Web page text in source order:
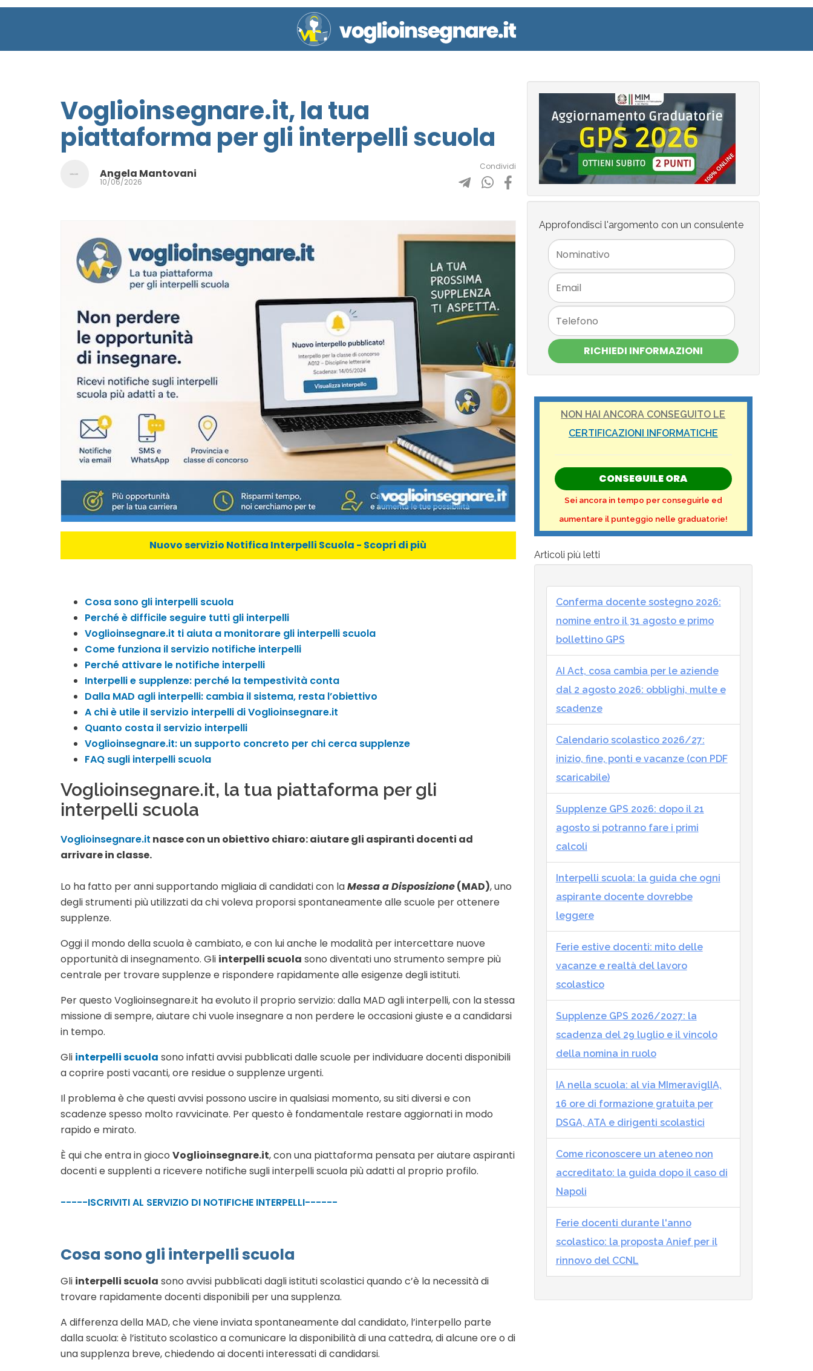
Voglioinsegnare.it, la tua
piattaforma per gli interpelli scuola
Angela Mantovani
10/06/2026
Condividi
Nuovo servizio Notifica Interpelli Scuola - Scopri di più
Cosa sono gli interpelli scuola
Perché è difficile seguire tutti gli interpelli
Voglioinsegnare.it ti aiuta a monitorare gli interpelli scuola
Come funziona il servizio notifiche interpelli
Perché attivare le notifiche interpelli
Interpelli e supplenze: perché la tempestività conta
Dalla MAD agli interpelli: cambia il sistema, resta l’obiettivo
A chi è utile il servizio interpelli di Voglioinsegnare.it
Quanto costa il servizio interpelli
Voglioinsegnare.it: un supporto concreto per chi cerca supplenze
FAQ sugli interpelli scuola
Voglioinsegnare.it, la tua piattaforma per gli
interpelli scuola
Voglioinsegnare.it nasce con un obiettivo chiaro: aiutare gli aspiranti docenti ad
arrivare in classe.
Lo ha fatto per anni supportando migliaia di candidati con laMessa a Disposizione(MAD), uno
degli strumenti più utilizzati da chi voleva proporsi spontaneamente alle scuole per ottenere
supplenze.
Oggi il mondo della scuola è cambiato, e con lui anche le modalità per intercettare nuove
opportunità di insegnamento. Gli interpelli scuola sono diventati uno strumento sempre più
centrale per trovare supplenze e rispondere rapidamente alle esigenze degli istituti.
Per questo Voglioinsegnare.it ha evoluto il proprio servizio: dalla MAD agli interpelli, con la stessa
missione di sempre, aiutare chi vuole insegnare a non perdere le occasioni giuste e a candidarsi
in tempo.
Gli interpelli scuola sono infatti avvisi pubblicati dalle scuole per individuare docenti disponibili
a coprire posti vacanti, ore residue o supplenze urgenti.
Il problema è che questi avvisi possono uscire in qualsiasi momento, su siti diversi e con
scadenze spesso molto ravvicinate. Per questo è fondamentale restare aggiornati in modo
rapido e mirato.
È qui che entra in gioco Voglioinsegnare.it, con una piattaforma pensata per aiutare aspiranti
docenti e supplenti a ricevere notifiche sugli interpelli scuola più adatti al proprio profilo.
-----ISCRIVITI AL SERVIZIO DI NOTIFICHE INTERPELLI------
Cosa sono gli interpelli scuola
Gli interpelli scuola sono avvisi pubblicati dagli istituti scolastici quando c’è la necessità di
trovare rapidamente docenti disponibili per una supplenza.
A differenza della MAD, che viene inviata spontaneamente dal candidato, l’interpello parte
dalla scuola: è l’istituto scolastico a comunicare la disponibilità di una cattedra, di alcune ore o di
una supplenza breve, chiedendo ai docenti interessati di candidarsi.
Approfondisci l'argomento con un consulente
RICHIEDI INFORMAZIONI
NON HAI ANCORA CONSEGUITO LE
CERTIFICAZIONI INFORMATICHE
CONSEGUILE ORA
Sei ancora in tempo per conseguirle ed
aumentare il punteggio nelle graduatorie!
Articoli più letti
Conferma docente sostegno 2026:
nomine entro il 31 agosto e primo
bollettino GPS
AI Act, cosa cambia per le aziende
dal 2 agosto 2026: obblighi, multe e
scadenze
Calendario scolastico 2026/27:
inizio, fine, ponti e vacanze (con PDF
scaricabile)
Supplenze GPS 2026: dopo il 21
agosto si potranno fare i primi
calcoli
Interpelli scuola: la guida che ogni
aspirante docente dovrebbe
leggere
Ferie estive docenti: mito delle
vacanze e realtà del lavoro
scolastico
Supplenze GPS 2026/2027: la
scadenza del 29 luglio e il vincolo
della nomina in ruolo
IA nella scuola: al via MImeraviglIA,
16 ore di formazione gratuita per
DSGA, ATA e dirigenti scolastici
Come riconoscere un ateneo non
accreditato: la guida dopo il caso di
Napoli
Ferie docenti durante l'anno
scolastico: la proposta Anief per il
rinnovo del CCNL